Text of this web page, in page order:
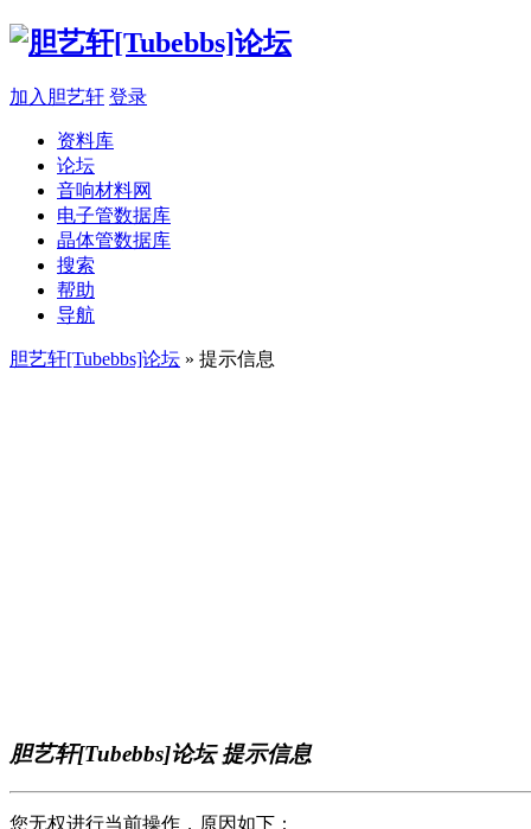
加入胆艺轩 登录
资料库
论坛
音响材料网
电子管数据库
晶体管数据库
搜索
帮助
导航
胆艺轩[Tubebbs]论坛 » 提示信息
胆艺轩[Tubebbs]论坛 提示信息
您无权进行当前操作，原因如下：